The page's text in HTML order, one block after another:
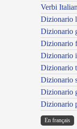
Verbi
Dizionario
Dizionario
Dizionario
Dizionario
Dizionario
Dizionario
Dizionario
Dizionario
En français